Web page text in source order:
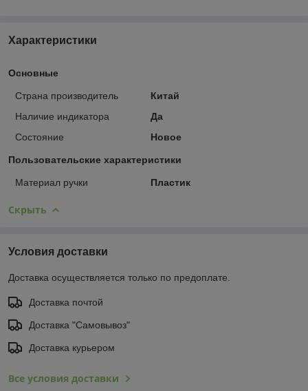
Характеристики
Основные
Страна производитель
Китай
Наличие индикатора
Да
Состояние
Новое
Пользовательские характеристики
Материал ручки Пластик
Скрыть
Условия доставки
Доставка осуществляется только по предоплате.
Доставка почтой
Доставка "Самовывоз"
Доставка курьером
Все условия доставки